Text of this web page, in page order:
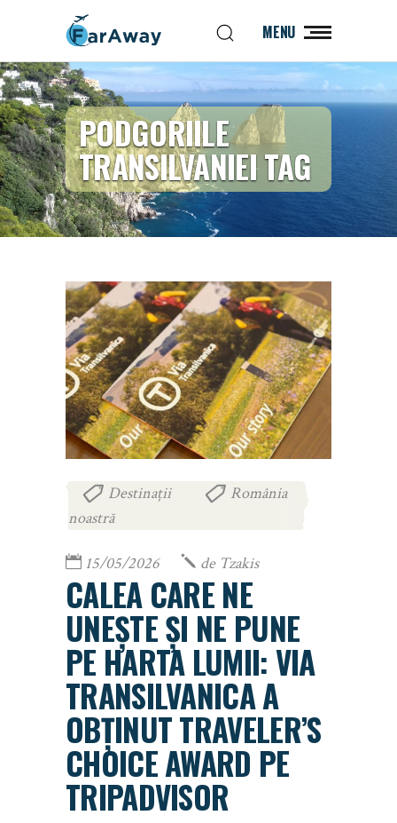
MENU
PODGORIILE
TRANSILVANIEI TAG
Destinații
România
noastră
15/05/2026 de Tzakis
CALEA CARE NE
UNEȘTE ȘI NE PUNE
PE HARTA LUMII: VIA
TRANSILVANICA A
OBȚINUT TRAVELER’S
CHOICE AWARD PE
TRIPADVISOR